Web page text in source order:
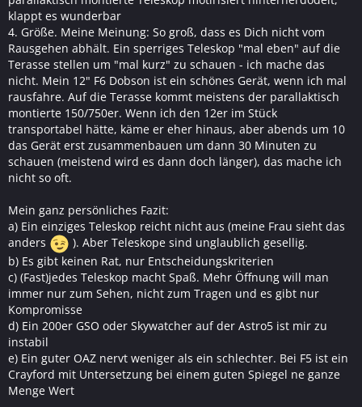
klappt es wunderbar
4. Größe. Meine Meinung: So groß, dass es Dich nicht vom
Rausgehen abhält. Ein sperriges Teleskop "mal eben" auf die
Terasse stellen um "mal kurz" zu schauen - ich mache das
nicht. Mein 12" F6 Dobson ist ein schönes Gerät, wenn ich mal
rausfahre. Auf die Terasse kommt meistens der parallaktisch
montierte 150/750er. Wenn ich den 12er im Stück
transportabel hätte, käme er eher hinaus, aber abends um 10
das Gerät erst zusammenbauen um dann 30 Minuten zu
schauen (meistend wird es dann doch länger), das mache ich
nicht so oft.
Mein ganz persönliches Fazit:
a) Ein einziges Teleskop reicht nicht aus (meine Frau sieht das
anders
). Aber Teleskope sind unglaublich gesellig.
b) Es gibt keinen Rat, nur Entscheidungskriterien
c) (Fast)jedes Teleskop macht Spaß. Mehr Öffnung will man
immer nur zum Sehen, nicht zum Tragen und es gibt nur
Kompromisse
d) Ein 200er GSO oder Skywatcher auf der Astro5 ist mir zu
instabil
e) Ein guter OAZ nervt weniger als ein schlechter. Bei F5 ist ein
Crayford mit Untersetzung bei einem guten Spiegel ne ganze
Menge Wert